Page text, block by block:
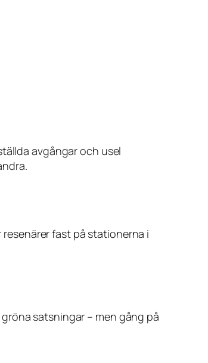
avgångar och usel
fast på stationerna i
satsningar – men gång på